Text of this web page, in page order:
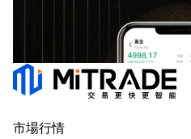
市場行情